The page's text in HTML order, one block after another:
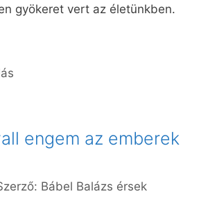
gyökeret vert az életünkben.
engem az emberek
Bábel Balázs érsek